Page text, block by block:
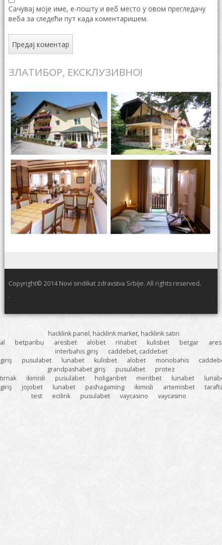
Сачувај моје име, е-пошту и веб место у овом прегледачу
веба за следећи пут када коментаришем.
ЗЛАТИБОР, ЕКСКЛУЗИВНО!
Copyright© 2014 Novi sindikat zdravstva Srbije. All rights reserved.
.
hacklink panel, hacklink market, hacklink satın
al
betparibu aresbet alobet rinabet kulisbet betgar
interbahis giriş
caddebet, caddebet
giriş
pusulabet lunabet kulisbet alobet monobahis
grandpashabet giriş
pusulabet
protez
tırnak
ikimisli pusulabet holiganbet meritbet lunabet
giriş
jojobet lunabet pashagaming ikimisli artemisbet
test
ecilink pusulabet vaycasino vaycasino